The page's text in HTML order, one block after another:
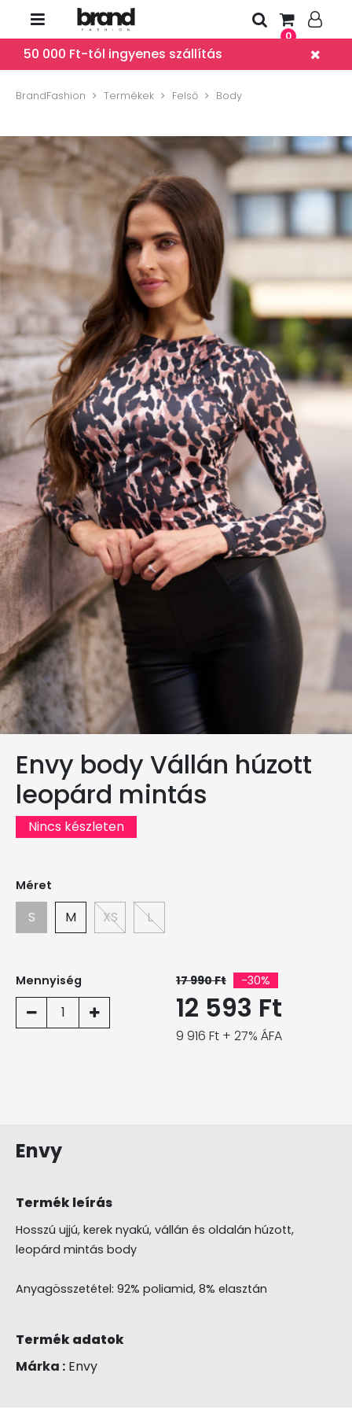
0
50 000 Ft-tól ingyenes szállítás
BrandFashion Termékek Felső Body
Envy body Vállán húzott
leopárd mintás
Nincs készleten
Méret
S M XS L
Mennyiség
1
17 990 Ft -30%
12 593 Ft
9 916 Ft + 27% ÁFA
Envy
Termék leírás
Hosszú ujjú, kerek nyakú, vállán és oldalán húzott,
leopárd mintás body
Anyagösszetétel: 92% poliamid, 8% elasztán
Termék adatok
Márka : Envy